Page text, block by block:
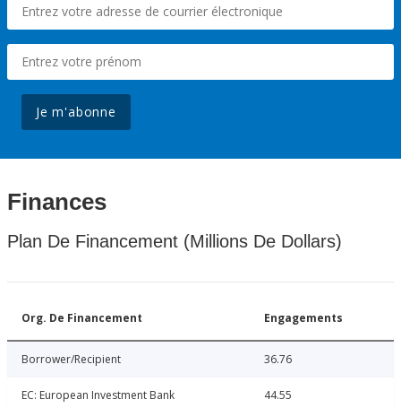
Je m'abonne
Finances
Plan De Financement (Millions De Dollars)
Org. De Financement Engagements
Borrower/Recipient 36.76
EC: European Investment Bank 44.55